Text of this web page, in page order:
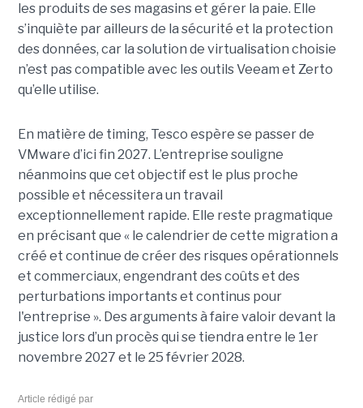
les produits de ses magasins et gérer la paie. Elle
s’inquiète par ailleurs de la sécurité et la protection
des données, car la solution de virtualisation choisie
n’est pas compatible avec les outils Veeam et Zerto
qu’elle utilise.
En matière de timing, Tesco espère se passer de
VMware d’ici fin 2027. L’entreprise souligne
néanmoins que cet objectif est le plus proche
possible et nécessitera un travail
exceptionnellement rapide. Elle reste pragmatique
en précisant que « le calendrier de cette migration a
créé et continue de créer des risques opérationnels
et commerciaux, engendrant des coûts et des
perturbations importants et continus pour
l'entreprise ». Des arguments à faire valoir devant la
justice lors d’un procès qui se tiendra entre le 1er
novembre 2027 et le 25 février 2028.
Article rédigé par